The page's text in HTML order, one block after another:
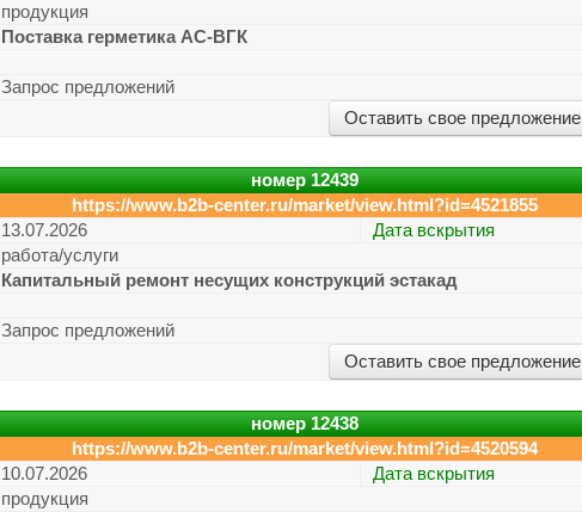
продукция
Поставка герметика АС-ВГК
Запрос предложений
Оставить свое предложение
номер12439
https://www.b2b-center.ru/market/view.html?id=4521855
13.07.2026 Дата вскрытия
работа/услуги
Капитальный ремонт несущих конструкций эстакад
Запрос предложений
Оставить свое предложение
номер12438
https://www.b2b-center.ru/market/view.html?id=4520594
10.07.2026 Дата вскрытия
продукция